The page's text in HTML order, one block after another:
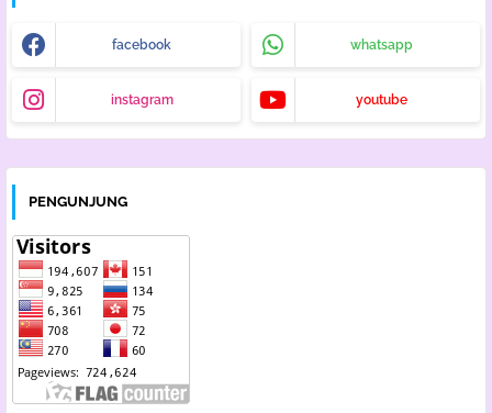
facebook whatsapp
instagram youtube
PENGUNJUNG